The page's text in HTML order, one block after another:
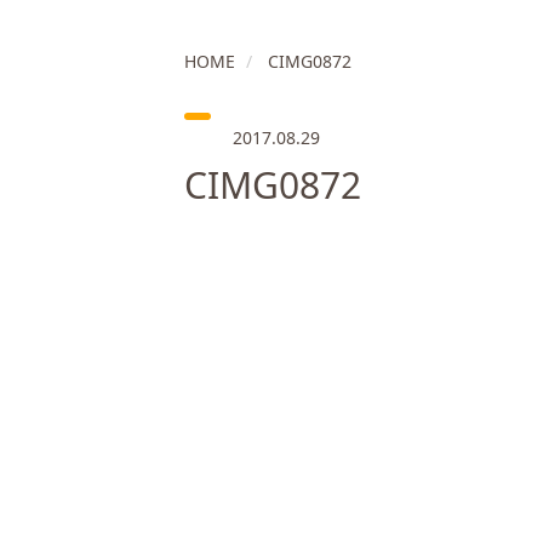
HOME CIMG0872
2017.08.29
CIMG0872